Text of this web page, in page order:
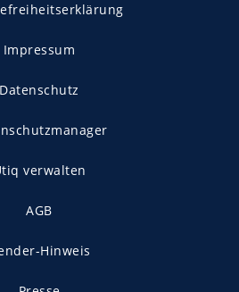
Impressum
Datenschutz
verwalten
AGB
Hinweis